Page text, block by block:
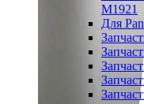
M1921
Для